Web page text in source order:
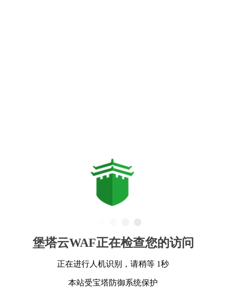
堡塔云WAF正在检查您的访问
正在进行人机识别，请稍等 1秒
本站受宝塔防御系统保护